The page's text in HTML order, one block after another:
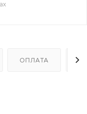
ОПЛАТА